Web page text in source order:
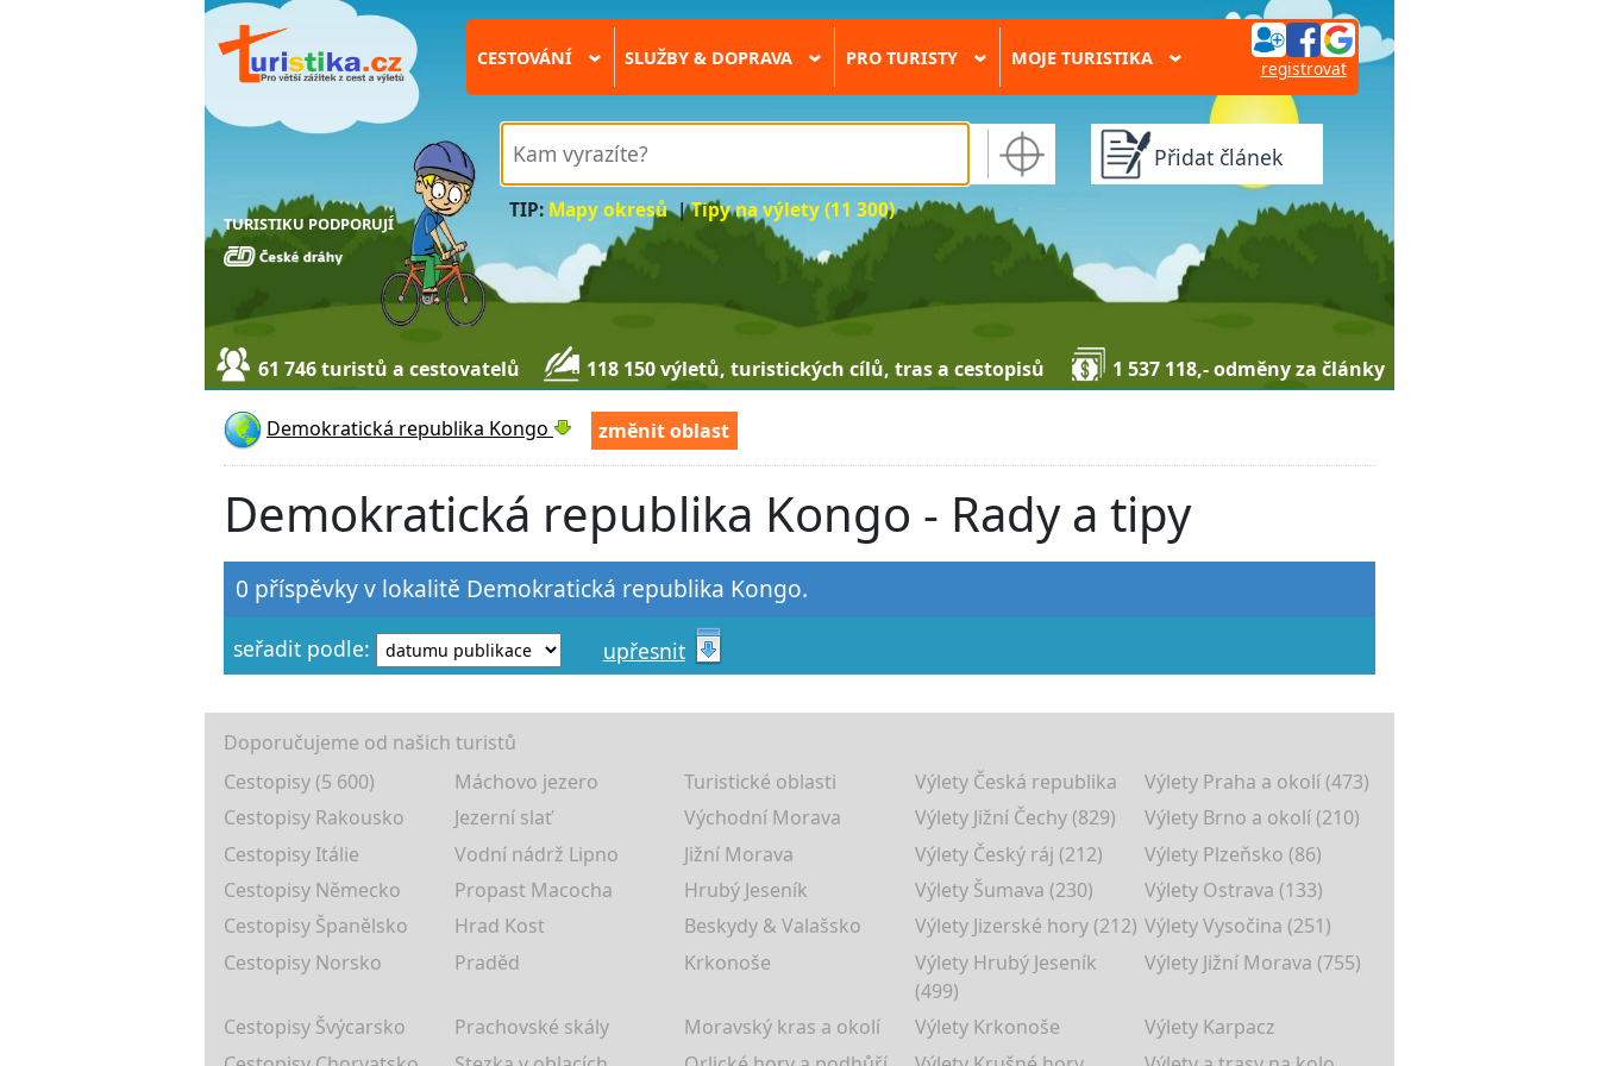
TURISTIKU PODPORUJÍ
CESTOVÁNÍ › SLUŽBY & DOPRAVA › PRO TURISTY › MOJE TURISTIKA › registrovat
TIP: Mapy okresů|Tipy na výlety (11 300)
Přidat článek
61 746 turistů a cestovatelů 118 150 výletů, turistických cílů, tras a cestopisů 1 537 118,- odměny za články
Demokratická republika Kongo změnit oblast
Demokratická republika Kongo - Rady a tipy
0 příspěvky v lokalitě Demokratická republika Kongo.
seřadit podle: upřesnit
Doporučujeme od našich turistů
Cestopisy (5 600)
Máchovo jezero Turistické oblasti Výlety Česká republika
Výlety Praha a okolí (473)
Cestopisy Rakousko
Jezerní slať Východní Morava Výlety Jižní Čechy (829)
Výlety Brno a okolí (210)
Cestopisy Itálie
Vodní nádrž Lipno Jižní Morava Výlety Český ráj (212)
Výlety Plzeňsko (86)
Cestopisy Německo
Propast Macocha Hrubý Jeseník Výlety Šumava (230)
Výlety Ostrava (133)
Cestopisy Španělsko
Hrad Kost Beskydy & Valašsko Výlety Jizerské hory (212) Výlety Vysočina (251)
Cestopisy Norsko
Praděd Krkonoše
Výlety Hrubý Jeseník
(499)
Výlety Jižní Morava (755)
Cestopisy Švýcarsko Prachovské skály Moravský kras a okolí Výlety Krkonoše
Výlety Karpacz